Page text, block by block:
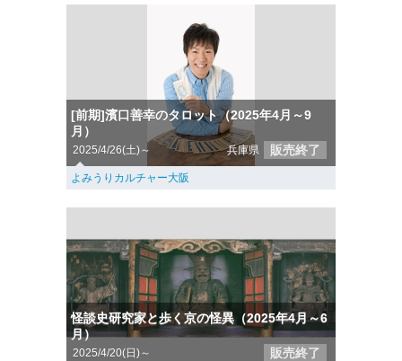
[前期]濱口善幸のタロット（2025年4月～9
月）
2025/4/26(土)～ 兵庫県 販売終了
よみうりカルチャー大阪
怪談史研究家と歩く京の怪異（2025年4月～6
月）
2025/4/20(日)～ 販売終了